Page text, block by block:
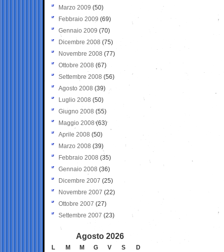
Marzo 2009 (50)
Febbraio 2009 (69)
Gennaio 2009 (70)
Dicembre 2008 (75)
Novembre 2008 (77)
Ottobre 2008 (67)
Settembre 2008 (56)
Agosto 2008 (39)
Luglio 2008 (50)
Giugno 2008 (55)
Maggio 2008(63)
Aprile 2008 (50)
Marzo 2008 (39)
Febbraio 2008 (35)
Gennaio 2008 (36)
Dicembre 2007 (25)
Novembre 2007 (22)
Ottobre 2007 (27)
Settembre 2007 (23)
Agosto 2026
L M M G V S
D